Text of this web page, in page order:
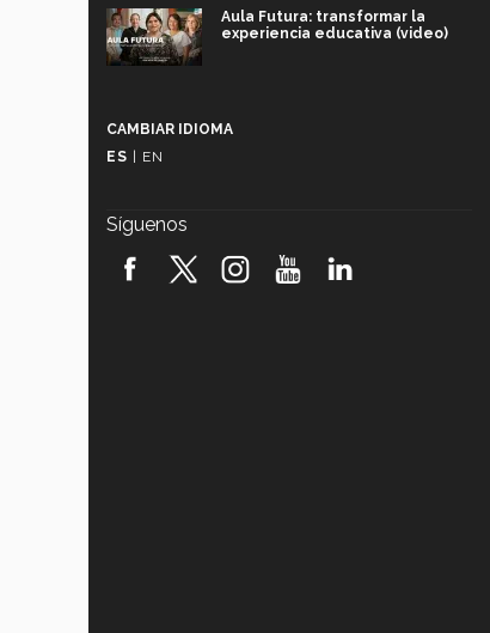
Aula Futura: transformar la
experiencia educativa (video)
robótica FIRST 2026! (video)
CAMBIAR IDIOMA
ES | EN
Síguenos